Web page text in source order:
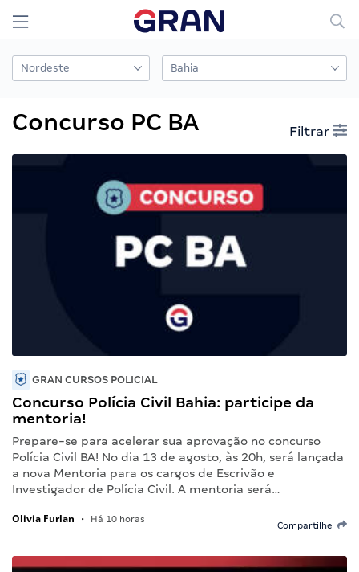
Concurso PC BA Filtrar
GRAN CURSOS POLICIAL
Concurso Polícia Civil Bahia: participe da
mentoria!
Prepare-se para acelerar sua aprovação no concurso
Polícia Civil BA! No dia 13 de agosto, às 20h, será lançada
a nova Mentoria para os cargos de Escrivão e
Investigador de Polícia Civil. A mentoria será…
Olivia Furlan • Há 10 horas
Compartilhe